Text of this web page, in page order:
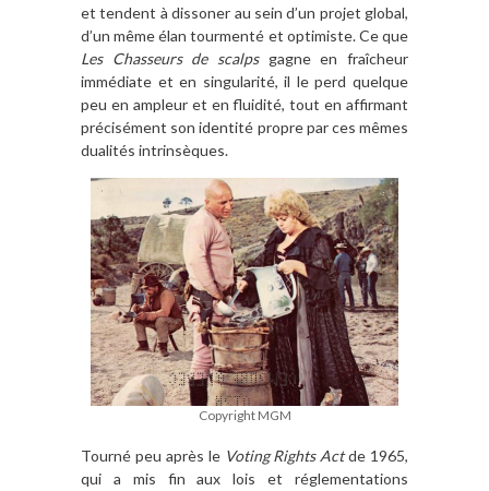
et tendent à dissoner au sein d’un projet global,
d’un même élan tourmenté et optimiste. Ce que
Les Chasseurs de scalpsgagne en fraîcheur
immédiate et en singularité, il le perd quelque
peu en ampleur et en fluidité, tout en affirmant
précisément son identité propre par ces mêmes
dualités intrinsèques.
Copyright MGM
Tourné peu après le Voting Rights Actde 1965,
qui a mis fin aux lois et réglementations